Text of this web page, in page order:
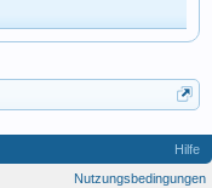
Hilfe
Nutzungsbedingungen